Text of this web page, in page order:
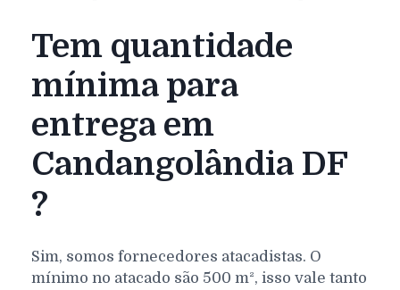
Tem quantidade
mínima para
entrega em
Candangolândia DF
?
Sim, somos fornecedores atacadistas. O
mínimo no atacado são 500 m², isso vale tanto